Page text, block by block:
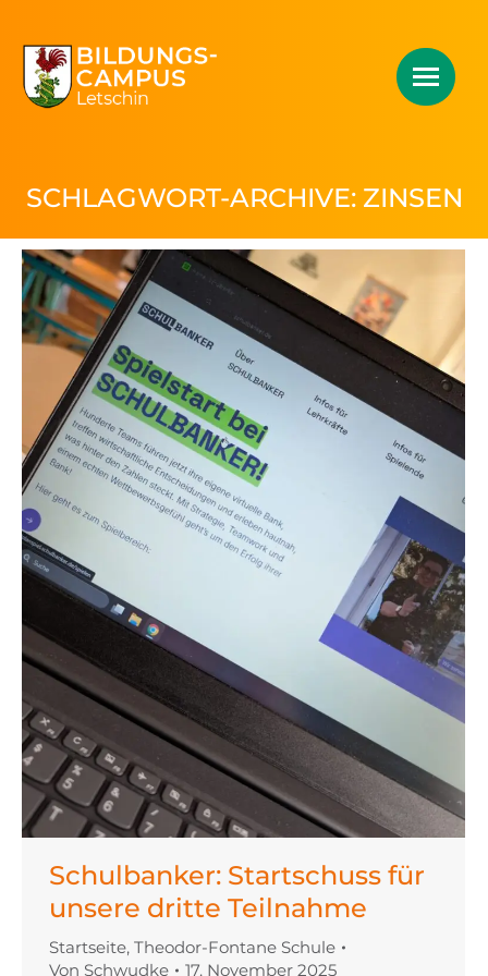
SCHLAGWORT-ARCHIVE: ZINSEN
Schulbanker: Startschuss für
unsere dritte Teilnahme
Startseite, Theodor-Fontane Schule
Von Schwudke 17. November 2025